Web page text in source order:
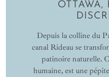
OTTAWA,
Depuis la colline du
canal Rideau se
patinoire naturelle.
humaine, est une